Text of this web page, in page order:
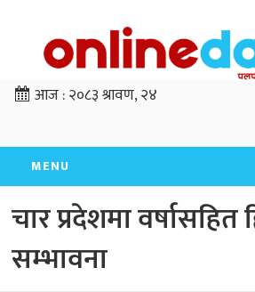
आज :२०८३ श्रावण, २४
MENU
चार प्रदेशमा
सम्भावना